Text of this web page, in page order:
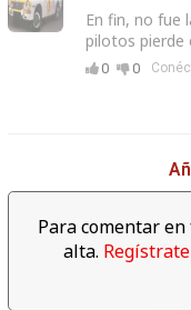
En fin, no fue
pilotos pierde
0 0
Para comentar
alta.